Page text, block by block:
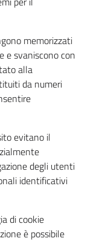
memorizzati
e svaniscono con
alla
da numeri
evitano il
degli utenti
identificativi
di cookie
è possibile